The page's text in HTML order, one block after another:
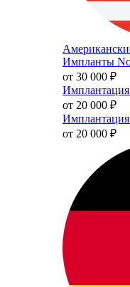
Импланты
от 30 000 ₽
от 20 000 ₽
от 20 000 ₽